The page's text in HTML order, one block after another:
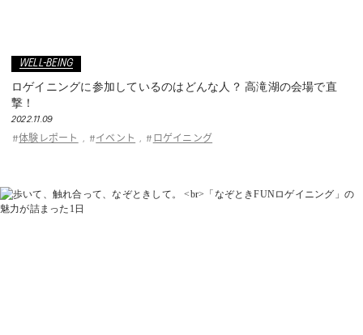
WELL-BEING
ロゲイニングに参加しているのはどんな人？ 高滝湖の会場で直
撃！
2022.11.09
#体験レポート , # イベント , # ロゲイニング